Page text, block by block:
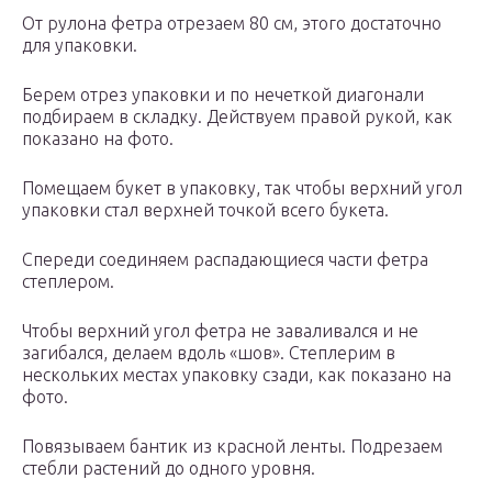
От рулона фетра отрезаем 80 см, этого достаточно
для упаковки.
Берем отрез упаковки и по нечеткой диагонали
подбираем в складку. Действуем правой рукой, как
показано на фото.
Помещаем букет в упаковку, так чтобы верхний угол
упаковки стал верхней точкой всего букета.
Спереди соединяем распадающиеся части фетра
степлером.
Чтобы верхний угол фетра не заваливался и не
загибался, делаем вдоль «шов». Степлерим в
нескольких местах упаковку сзади, как показано на
фото.
Повязываем бантик из красной ленты. Подрезаем
стебли растений до одного уровня.